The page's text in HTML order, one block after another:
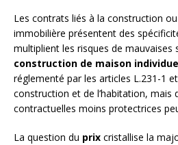
Les contrats liés à la construction
immobilière présentent des
multiplient les risques de mauvaises
construction de maison
réglementé par les articles L.231-1
construction et de l’habitation, mais
contractuelles moins protectrices
La question du prix cristallise la